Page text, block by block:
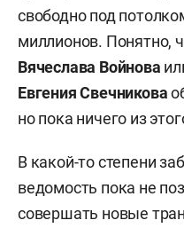
свободно под
миллионов. Понятно,
Вячеслава Войнова
Евгения Свечникова
но пока ничего из
В какой-то степени
ведомость пока не
совершать новые